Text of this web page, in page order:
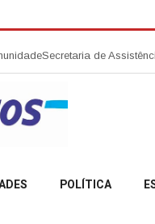
Secretaria de Assistência
POLÍTICA